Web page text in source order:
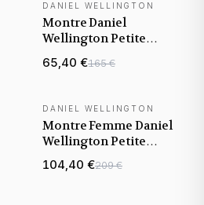
VENTE FLASH
DANIEL WELLINGTON
Montre Daniel
Wellington Petite
Sterling DW00100164
maille milanaise
65,40 €165 €
DANIEL WELLINGTON
Montre Femme Daniel
Wellington Petite
Lumine Bezel 5-Link
Melrose DW00100666
104,40 €209 €